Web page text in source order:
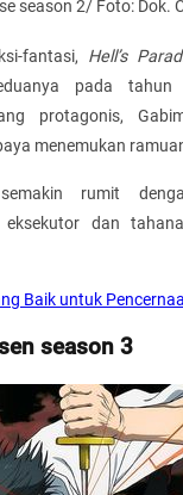
season 2/ Foto: Dok.
fantasi, Hell’s
pada tahun
protagonis,
menemukan
rumit
eksekutor dan
Baik untuk
season 3